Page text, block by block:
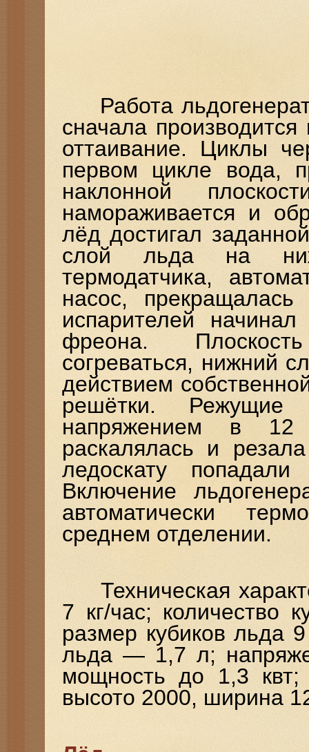
Работа
сначала
оттаивание. Циклы
первом цикле вода,
наклонной
намораживается и
лёд достигал
слой льда на
термодатчика,
насос,
испарителей
фреона.
согреваться, нижний
действием
решётки. Режущие
напряжением в
раскалялась и
ледоскату
Включение
автоматически
среднем отделении.
Техническая
7 кг/час;
размер кубиков льда
льда — 1,7 л;
мощность до 1,3
высото 2000, ширина